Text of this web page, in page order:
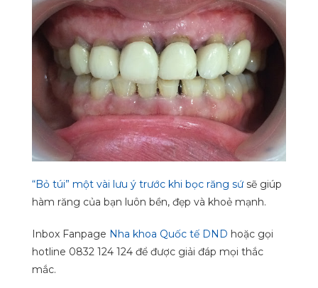
“Bỏ túi” một vài lưu ý trước khi bọc răng sứsẽ giúp
hàm răng của bạn luôn bền, đẹp và khoẻ mạnh.
Inbox Fanpage Nha khoa Quốc tế DND hoặc gọi
hotline 0832 124 124 để được giải đáp mọi thắc
mắc.